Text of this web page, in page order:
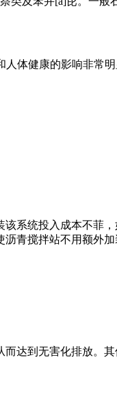
体健康的影响非常
系统投入成本不菲
沥青搅拌站不用额外
达到无害化排放。其